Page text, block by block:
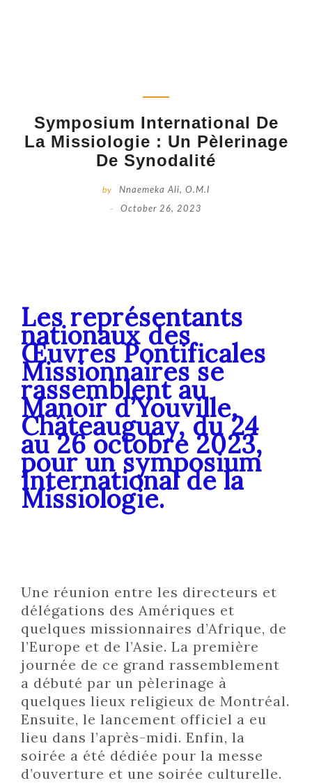
Symposium International De
La Missiologie : Un Pèlerinage
De Synodalité
by Nnaemeka Ali, O.M.I
- October 26, 2023
Les représentants
nationaux des
Œuvres Pontificales
Missionnaires se
rassemblent au
Manoir d’Youville,
Châteauguay, du 24
au 26 octobre 2023,
pour un symposium
International de la
Missiologie.
Une réunion entre les directeurs et
délégations des Amériques et
quelques missionnaires d’Afrique, de
l’Europe et de l’Asie. La première
journée de ce grand rassemblement
a débuté par un pèlerinage à
quelques lieux religieux de Montréal.
Ensuite, le lancement officiel a eu
lieu dans l’après-midi. Enfin, la
soirée a été dédiée pour la messe
d’ouverture et une soirée culturelle.